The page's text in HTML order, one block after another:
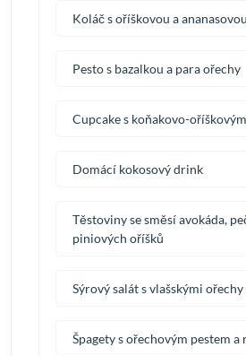
Koláč s oříškovou a
Pesto s bazalkou a para ořechy
Cupcake s koňakovo-
Domácí kokosový drink
Těstoviny se směsí avokáda,
piniových oříšků
Sýrový salát s vlašskými
Špagety s ořechovým pestem a